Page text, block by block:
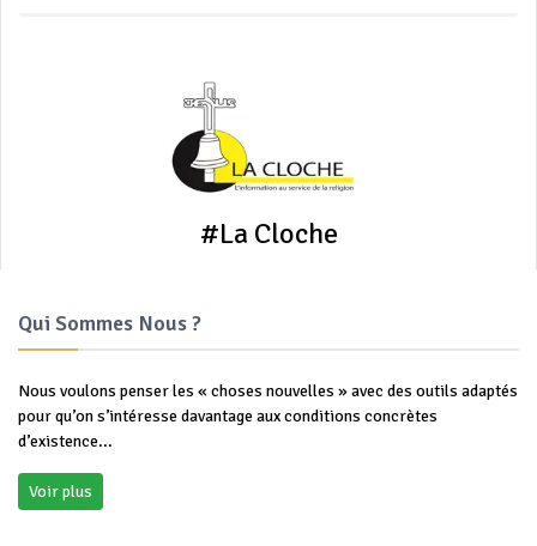
avoir été longtemps fête locale, elle fut constituée fête
universelle après la victoire qui stoppa l'avance turque en 1456.
La date liturgique de sa célébration fut choisie d'après la
pratique des Églises orientales. Avec le Baptême du Christ, c'est
une fête de théophanie, c'est-à-dire de manifestation du Christ
d'Occident et tous les Orientaux byzantins, syriens et coptes.
Damiette, 1179, bibliothèque Mazarin, BNF -
Jeunes Cathos) - homélie de saintLéon le Grand, pape au Ve
siècle et docteur de l'Église
Fête de la Transfiguration du Seigneur, qui célèbre le jour où, sur
Jacques et Jean, manifesta sa gloire de Fils bien-aimé du Père,
en présence de Moïse et d'Élie apportant le témoignage de la Loi
#La Cloche
Qui Sommes Nous ?
Nous voulons penser les « choses nouvelles » avec des outils adaptés
pour qu’on s’intéresse davantage aux conditions concrètes
d’existence...
Voir plus